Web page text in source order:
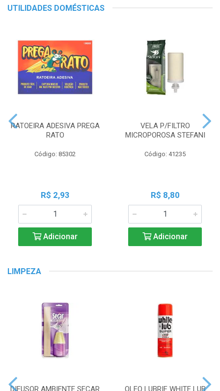
UTILIDADES DOMÉSTICAS
RATOEIRA ADESIVA PREGA
RATO
Código: 85302
R$ 2,93
Adicionar
VELA P/FILTRO
MICROPOROSA STEFANI
Código: 41235
R$ 8,80
Adicionar
LIMPEZA
DIFUSOR AMBIENTE SECAR OLEO LUBRIF WHITE LUB